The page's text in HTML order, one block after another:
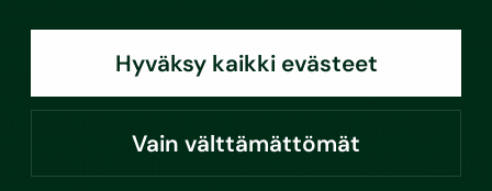
Hyväksy kaikki evästeet
Vain välttämättömät
julkaisemista yhteystiedoista.
Säännönmukaiset tietojen
luovutukset ja tietojen siirto
EU:n ja Euroopan talousalueen